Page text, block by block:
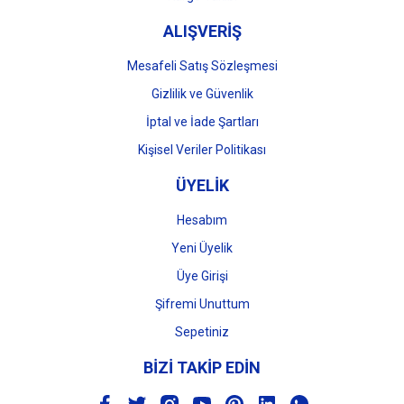
ALIŞVERİŞ
Mesafeli Satış Sözleşmesi
Gizlilik ve Güvenlik
İptal ve İade Şartları
Kişisel Veriler Politikası
ÜYELİK
Hesabım
Yeni Üyelik
Üye Girişi
Şifremi Unuttum
Sepetiniz
BİZİ TAKİP EDİN